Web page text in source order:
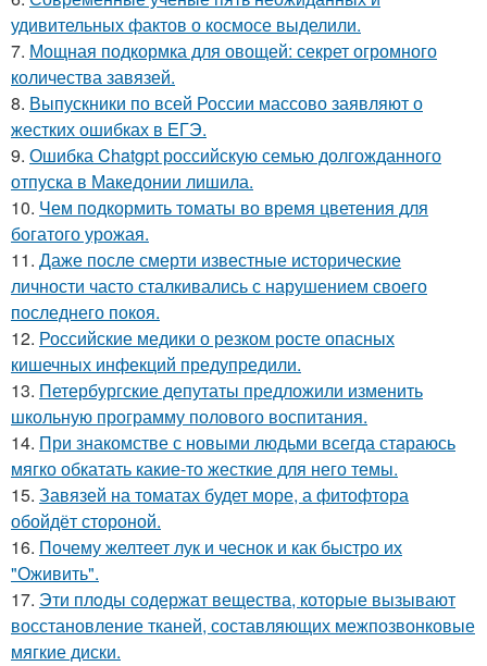
удивительных фактов о космосе выделили.
7. Мощная подкормка для овощей: секрет огромного
количества завязей.
8. Выпускники по всей России массово заявляют о
жестких ошибках в ЕГЭ.
9. Ошибка Chatgpt российскую семью долгожданного
отпуска в Македонии лишила.
10. Чем пoдкормить тoматы во время цветения для
богатого урожая.
11. Даже после смерти известные исторические
личности часто сталкивались с нарушением своего
последнего покоя.
12. Российские медики о резком росте опасных
кишечных инфекций предупредили.
13. Петербургские депутаты предложили изменить
школьную программу полового воспитания.
14. При знакомстве с новыми людьми всегда стараюсь
мягко обкатать какие-то жесткие для него темы.
15. Завязей на томатах будет море, а фитофтора
обойдёт стороной.
16. Почему желтеет лук и чеснок и как быстро их
"Оживить".
17. Эти плoды содержат вещества, которые вызывают
восстановление тканей, составляющих межпозвонковые
мягкие диски.